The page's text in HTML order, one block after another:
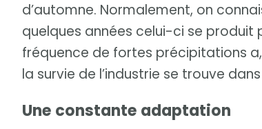
d’automne. Normalement, on
quelques années celui-ci se
fréquence de fortes précipitations
la survie de l’industrie se trouve
Une constante adaptation